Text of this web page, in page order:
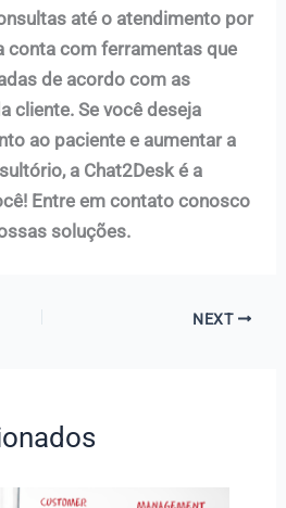
até o atendimento por
conta com ferramentas que
de acordo com as
cliente. Se você deseja
ao paciente e aumentar a
a Chat2Desk é a
Entre em contato conosco
soluções.
NEXT